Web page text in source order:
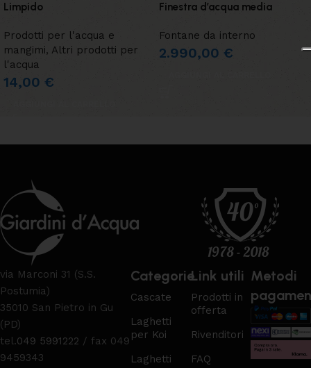
Limpido
Prodotti per l'acqua e
mangimi, Altri prodotti per
l'acqua
14,00 €
Finestra d’acqua media
Fontane da interno
2.990,00 €
via Marconi 31 (S.S.
Postumia)
35010 San Pietro in Gu
(PD)
tel.049 5991222 / fax 049
9459343
Categorie
Cascate
Laghetti
per Koi
Laghetti
Link utili
Prodotti in
offerta
Rivenditori
FAQ
Metodi